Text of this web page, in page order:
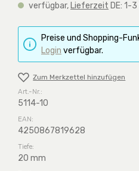
verfügbar, Lieferzeit DE: 1-
Preise und Shopping-
Login verfügbar.
Zum Merkzettel hinzufügen
Art.-Nr.:
5114-10
EAN:
4250867819628
Tiefe:
20 mm